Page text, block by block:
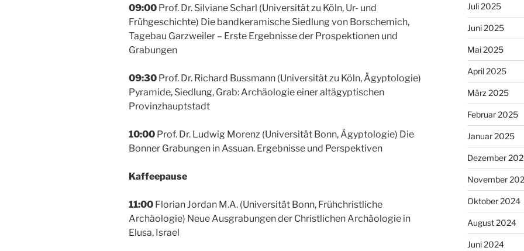
09:00 Prof. Dr. Silviane Scharl (Universität zu Köln, Ur- und
Frühgeschichte) Die bandkeramische Siedlung von Borschemich,
Tagebau Garzweiler – Erste Ergebnisse der Prospektionen und
Grabungen
09:30 Prof. Dr. Richard Bussmann (Universität zu Köln, Ägyptologie)
Pyramide, Siedlung, Grab: Archäologie einer altägyptischen
Provinzhauptstadt
10:00 Prof. Dr. Ludwig Morenz (Universität Bonn, Ägyptologie) Die
Bonner Grabungen in Assuan. Ergebnisse und Perspektiven
Kaffeepause
11:00 Florian Jordan M.A. (Universität Bonn, Frühchristliche
Archäologie) Neue Ausgrabungen der Christlichen Archäologie in
Elusa, Israel
Juli 2025
Juni 2025
Mai 2025
April 2025
März 2025
Februar 2025
Januar 2025
Dezember
November
Oktober 2024
August 2024
Juni 2024